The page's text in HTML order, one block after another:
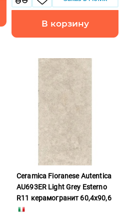
В корзину
Ceramica Fioranese Autentica
AU693ER Light Grey Esterno
R11 керамогранит 60,4x90,6